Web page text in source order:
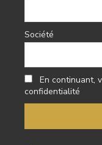
Société
En continuant,
confidentialité